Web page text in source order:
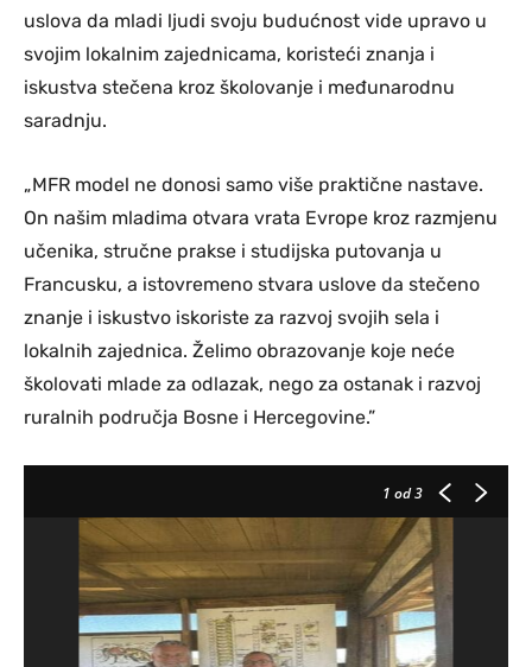
uslova da mladi ljudi svoju budućnost vide upravo u
svojim lokalnim zajednicama, koristeći znanja i
iskustva stečena kroz školovanje i međunarodnu
saradnju.
„MFR model ne donosi samo više praktične nastave.
On našim mladima otvara vrata Evrope kroz razmjenu
učenika, stručne prakse i studijska putovanja u
Francusku, a istovremeno stvara uslove da stečeno
znanje i iskustvo iskoriste za razvoj svojih sela i
lokalnih zajednica. Želimo obrazovanje koje neće
školovati mlade za odlazak, nego za ostanak i razvoj
ruralnih područja Bosne i Hercegovine.”
1 od 3